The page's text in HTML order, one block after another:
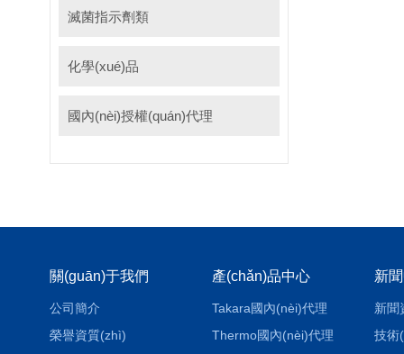
滅菌指示劑類
化學(xué)品
國內(nèi)授權(quán)代理
關(guān)于我們
公司簡介
榮譽資質(zhì)
產(chǎn)品中心
Takara國內(nèi)代理
Thermo國內(nèi)代理
新
新聞
技術